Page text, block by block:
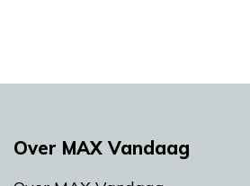
Over MAX Vandaag